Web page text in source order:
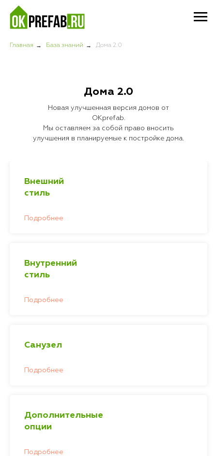
Главная → База знаний → Дома 2.0
Дома 2.0
Новая улучшенная версия домов от
OKprefab.
Мы оставляем за собой право вносить
улучшения в планируемые к постройке дома.
Внешний
стиль
Подробнее
Внутренний
стиль
Подробнее
Санузел
Подробнее
Дополнительные
опции
Подробнее